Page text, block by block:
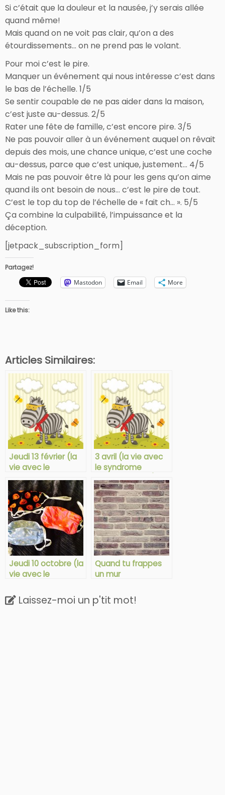
Si c’était que la douleur et la nausée, j’y serais allée
quand même!
Mais quand on ne voit pas clair, qu’on a des
étourdissements… on ne prend pas le volant.
Pour moi c’est le pire.
Manquer un événement qui nous intéresse c’est dans
le bas de l’échelle. 1/5
Se sentir coupable de ne pas aider dans la maison,
c’est juste au-dessus. 2/5
Rater une fête de famille, c’est encore pire. 3/5
Ne pas pouvoir aller à un événement auquel on rêvait
depuis des mois, une chance unique, c’est une coche
au-dessus, parce que c’est unique, justement… 4/5
Mais ne pas pouvoir être là pour les gens qu’on aime
quand ils ont besoin de nous… c’est le pire de tout.
C’est le top du top de l’échelle de « fait ch… ». 5/5
Ça combine la culpabilité, l’impuissance et la
déception.
[jetpack_subscription_form]
Partagez!
Mastodon
Email More
Like this:
Articles Similaires:
Jeudi 13 février (la
vie avec le
syndrome d’Ehlers-
Danlos)
3 avril (la vie avec
le syndrome
d’Ehlers-Danlos)
Jeudi 10 octobre (la
vie avec le
Danlos)
Quand tu frappes
un mur
Laissez-moi un p'tit mot!